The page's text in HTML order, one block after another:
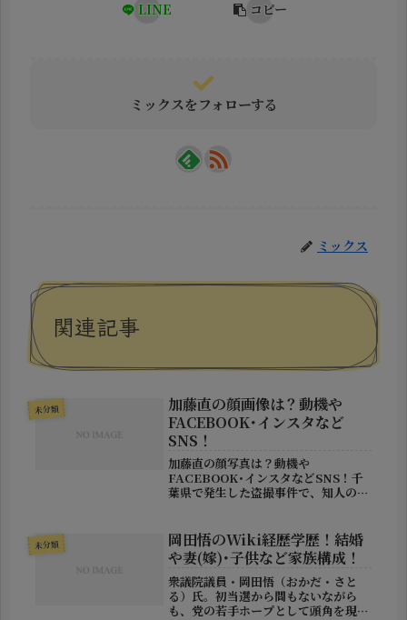
LINE
コピー
ミックスをフォローする
ミックス
関連記事
未分類
加藤直の顔画像は？動機や
FACEBOOK･インスタなど
SNS！
加藤直の顔写真は？動機や
FACEBOOK･インスタなどSNS！千
葉県で発生した盗撮事件で、知人の女
として、会社役員の加藤直容疑者が逮
捕されたことが報じられました。事件
の内容...
未分類
岡田悟のWiki経歴学歴！結婚
や妻(嫁)･子供など家族構成！
衆議院議員・岡田悟（おかだ・さと
る）氏。初当選から間もないながら
も、党の若手ホープとして頭角を現し